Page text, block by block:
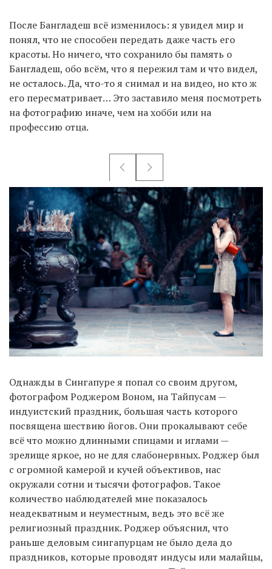
После Бангладеш всё изменилось: я увидел мир и
понял, что не способен передать даже часть его
красоты. Но ничего, что сохранило бы память о
Бангладеш, обо всём, что я пережил там и что видел,
не осталось. Да, что-то я снимал и на видео, но кто ж
его пересматривает… Это заставило меня посмотреть
на фотографию иначе, чем на хобби или на
профессию отца.
Однажды в Сингапуре я попал со своим другом,
фотографом Роджером Воном, на Тайпусам —
индуистский праздник, большая часть которого
посвящена шествию йогов. Они прокалывают себе
всё что можно длинными спицами и иглами —
зрелище яркое, но не для слабонервных. Роджер был
с огромной камерой и кучей объективов, нас
окружали сотни и тысячи фотографов. Такое
количество наблюдателей мне показалось
неадекватным и неуместным, ведь это всё же
религиозный праздник. Роджер объяснил, что
раньше деловым сингапурцам не было дела до
праздников, которые проводят индусы или малайцы,